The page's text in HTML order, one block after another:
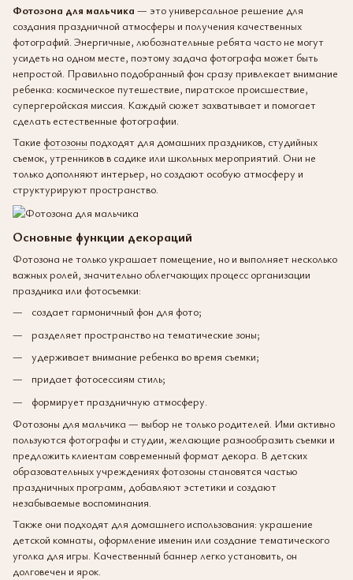
Фотозона для мальчика — это универсальное решение для
создания праздничной атмосферы и получения качественных
фотографий. Энергичные, любознательные ребята часто не могут
усидеть на одном месте, поэтому задача фотографа может быть
непростой. Правильно подобранный фон сразу привлекает внимание
ребенка: космическое путешествие, пиратское происшествие,
супергеройская миссия. Каждый сюжет захватывает и помогает
сделать естественные фотографии.
Такие фотозоны подходят для домашних праздников, студийных
съемок, утренников в садике или школьных мероприятий. Они не
только дополняют интерьер, но создают особую атмосферу и
структурируют пространство.
Основные функции декораций
Фотозона не только украшает помещение, но и выполняет несколько
важных ролей, значительно облегчающих процесс организации
праздника или фотосъемки:
создает гармоничный фон для фото;
разделяет пространство на тематические зоны;
удерживает внимание ребенка во время съемки;
придает фотосессиям стиль;
формирует праздничную атмосферу.
Фотозоны для мальчика — выбор не только родителей. Ими активно
пользуются фотографы и студии, желающие разнообразить съемки и
предложить клиентам современный формат декора. В детских
образовательных учреждениях фотозоны становятся частью
праздничных программ, добавляют эстетики и создают
незабываемые воспоминания.
Также они подходят для домашнего использования: украшение
детской комнаты, оформление именин или создание тематического
уголка для игры. Качественный баннер легко установить, он
долговечен и ярок.